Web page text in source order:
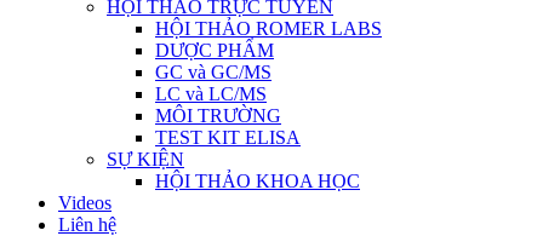
HỘI THẢO TRỰC TUYẾN
HỘI THẢO ROMER LABS
DƯỢC PHẨM
GC và GC/MS
LC và LC/MS
MÔI TRƯỜNG
TEST KIT ELISA
SỰ KIỆN
HỘI THẢO KHOA HỌC
Videos
Liên hệ